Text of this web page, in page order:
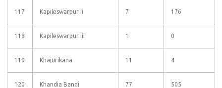
117 Kapileswarpur Ii 7 176
118 Kapileswarpur Iii 1 0
119 Khajurikana 11 4
120 Khandia Bandi 77 505